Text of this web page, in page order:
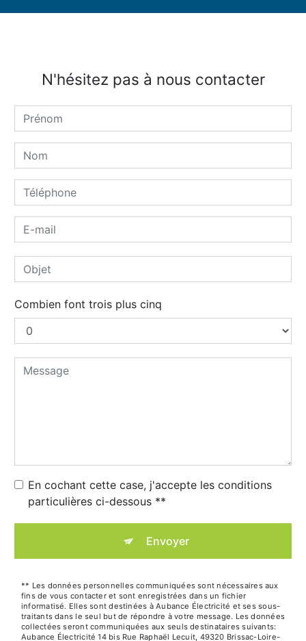
N'hésitez pas à nous contacter
Combien font trois plus cinq
En cochant cette case, j'accepte les conditions
particulières ci-dessous **
Envoyer
** Les données personnelles communiquées sont nécessaires aux
fins de vous contacter et sont enregistrées dans un fichier
informatisé. Elles sont destinées à Aubance Électricité et ses sous-
traitants dans le seul but de répondre à votre message. Les données
collectées seront communiquées aux seuls destinataires suivants:
Aubance Électricité 14 bis Rue Raphaël Lecuit, 49320 Brissac-Loire-